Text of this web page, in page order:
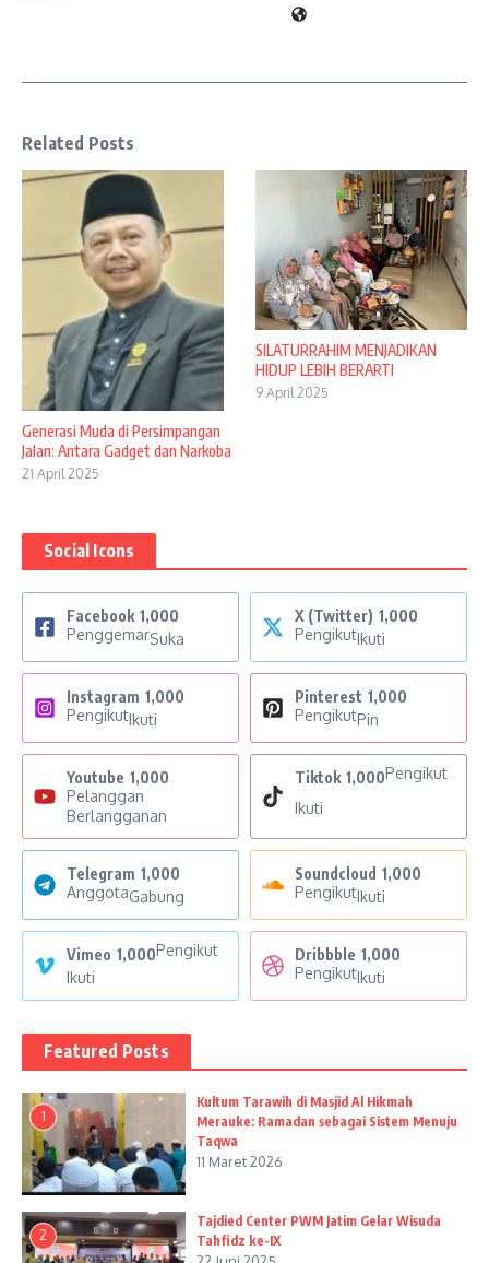
Related Posts
Generasi Muda di Persimpangan
Jalan: Antara Gadget dan Narkoba
21 April 2025
SILATURRAHIM MENJADIKAN
HIDUP LEBIH BERARTI
9 April 2025
Social Icons
Facebook 1,000
PenggemarSuka
X (Twitter) 1,000
PengikutIkuti
Instagram 1,000
PengikutIkuti
Pinterest 1,000
PengikutPin
Youtube 1,000
Pelanggan
Berlangganan
Tiktok 1,000Pengikut
Ikuti
Telegram 1,000
AnggotaGabung
Soundcloud 1,000
PengikutIkuti
Vimeo 1,000Pengikut
Ikuti
Dribbble 1,000
PengikutIkuti
Featured Posts
1
Kultum Tarawih di Masjid Al Hikmah
Merauke: Ramadan sebagai Sistem Menuju
Taqwa
11 Maret 2026
2
Tajdied Center PWM Jatim Gelar Wisuda
Tahfidz ke-IX